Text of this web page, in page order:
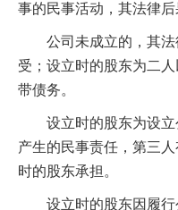
事的民事活动，其法律后
公司未成立的，其法
受；设立时的股东为二
带债务。
设立时的股东为设立
产生的民事责任，第三
时的股东承担。
设立时的股东因履行